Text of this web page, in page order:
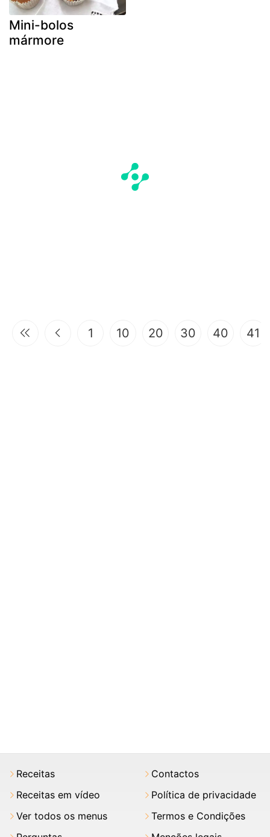
Mini-bolos
mármore
1 10 20 30 40 41
Receitas
Receitas em vídeo
Ver todos os menus
Contactos
Política de privacidade
Termos e Condições